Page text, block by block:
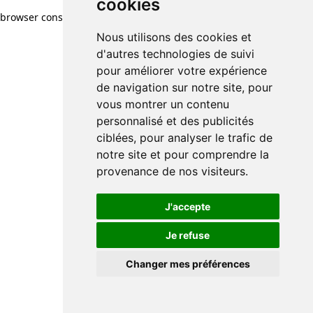
cookies
Nous utilisons des cookies et
d'autres technologies de suivi
pour améliorer votre expérience
de navigation sur notre site, pour
vous montrer un contenu
personnalisé et des publicités
ciblées, pour analyser le trafic de
notre site et pour comprendre la
provenance de nos visiteurs.
J'accepte
Je refuse
Changer mes préférences
browser console for more information)